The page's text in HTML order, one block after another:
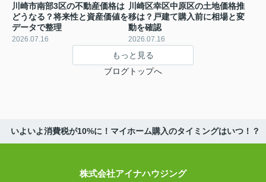
川崎市南部3区の不動産価格は
どうなる？将来性と資産価値を
データで整理
2026.07.16
川崎区幸区中原区の土地価格推
移は？戸建て購入前に相場と変
動を確認
2026.07.16
もっと見る
ブログトップへ
いよいよ消費税が10%に！マイホーム購入のタイミングはいつ！？
株式会社アイナハウジング